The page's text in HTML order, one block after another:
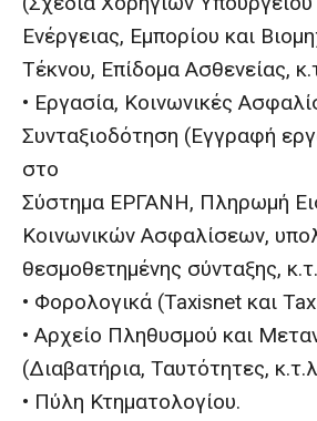
Ενέργειας, Εμπορίου και
Τέκνου, Επίδομα Ασθενείας,
• Εργασία, Κοινωνικές
Συνταξιοδότηση (Εγγραφή
στο
Σύστημα ΕΡΓΑΝΗ, Πληρωμή
Κοινωνικών Ασφαλίσεων,
θεσμοθετημένης σύνταξης,
• Φορολογικά (Taxisnet και
• Αρχείο Πληθυσμού και
(Διαβατήρια, Ταυτότητες,
• Πύλη Κτηματολογίου.